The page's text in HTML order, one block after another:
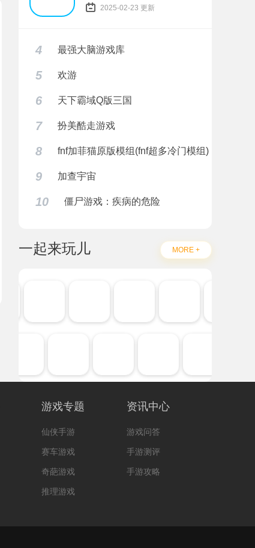
2025-02-23 更新
4 最强大脑游戏库
5 欢游
6 天下霸域Q版三国
7 扮美酷走游戏
8 fnf加菲猫原版模组(fnf超多冷门模组)
9 加查宇宙
10 僵尸游戏：疾病的危险
一起来玩儿 MORE +
游戏专题
仙侠手游
赛车游戏
奇葩游戏
推理游戏
资讯中心
游戏问答
手游测评
手游攻略